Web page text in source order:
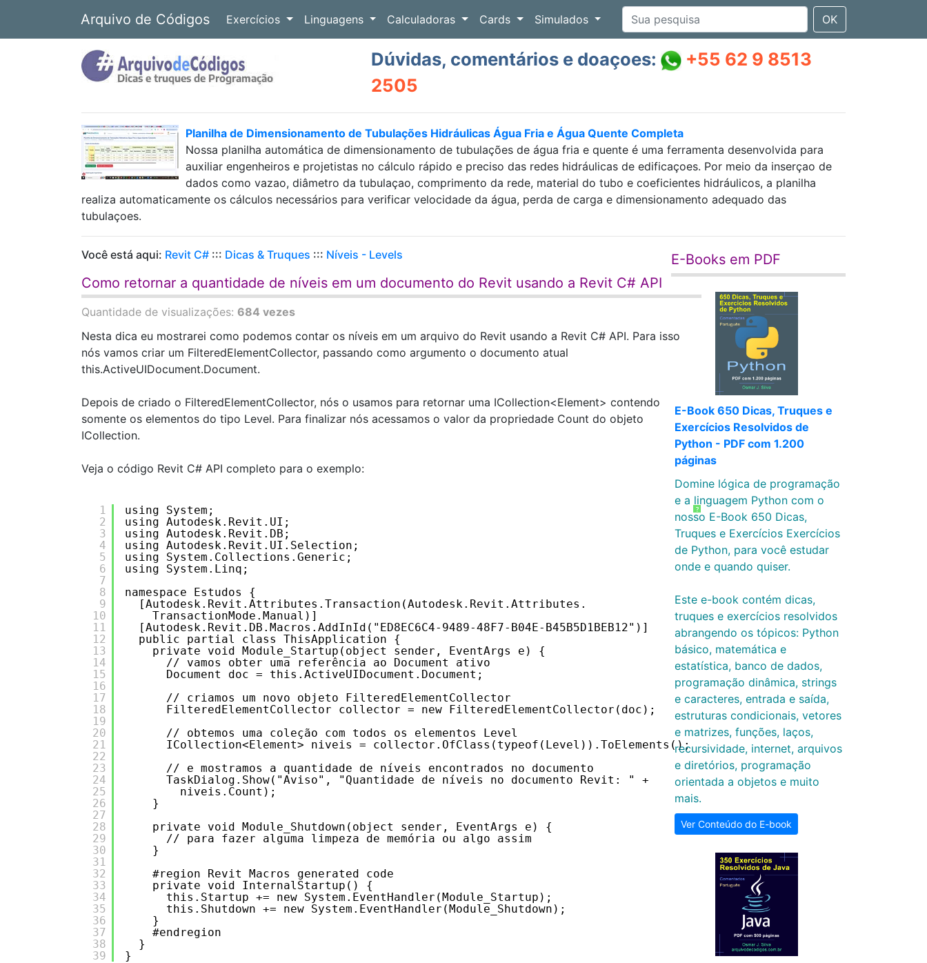
Arquivo de Códigos Exercícios Linguagens Calculadoras Cards Simulados OK
Dúvidas, comentários e doaçoes:
+55 62 9 8513
2505
Planilha de Dimensionamento de Tubulações Hidráulicas Água Fria e Água Quente Completa
Nossa planilha automática de dimensionamento de tubulações de água fria e quente é uma ferramenta desenvolvida para
auxiliar engenheiros e projetistas no cálculo rápido e preciso das redes hidráulicas de edificaçoes. Por meio da inserçao de
dados como vazao, diâmetro da tubulaçao, comprimento da rede, material do tubo e coeficientes hidráulicos, a planilha
realiza automaticamente os cálculos necessários para verificar velocidade da água, perda de carga e dimensionamento adequado das
tubulaçoes.
Você está aqui: Revit C# ::: Dicas & Truques ::: Níveis - Levels
Como retornar a quantidade de níveis em um documento do Revit usando a Revit C# API
Quantidade de visualizações: 684 vezes
Nesta dica eu mostrarei como podemos contar os níveis em um arquivo do Revit usando a Revit C# API. Para isso
nós vamos criar um FilteredElementCollector, passando como argumento o documento atual
this.ActiveUIDocument.Document.
Depois de criado o FilteredElementCollector, nós o usamos para retornar uma ICollection<Element> contendo
somente os elementos do tipo Level. Para finalizar nós acessamos o valor da propriedade Count do objeto
ICollection.
Veja o código Revit C# API completo para o exemplo:
?
1
2
3
4
5
6
7
8
9
10
11
12
13
14
15
16
17
18
19
20
21
22
23
24
25
26
27
28
29
30
31
32
33
34
35
36
37
38
39
using System;
using Autodesk.Revit.UI;
using Autodesk.Revit.DB;
using Autodesk.Revit.UI.Selection;
using System.Collections.Generic;
using System.Linq;
namespace Estudos {
[Autodesk.Revit.Attributes.Transaction(Autodesk.Revit.Attributes.
TransactionMode.Manual)]
[Autodesk.Revit.DB.Macros.AddInId("ED8EC6C4-9489-48F7-B04E-B45B5D1BEB12")]
public partial class ThisApplication {
private void Module_Startup(object sender, EventArgs e) {
// vamos obter uma referência ao Document ativo
Document doc = this.ActiveUIDocument.Document;
// criamos um novo objeto FilteredElementCollector
FilteredElementCollector collector = new FilteredElementCollector(doc);
// obtemos uma coleção com todos os elementos Level
ICollection<Element> niveis = collector.OfClass(typeof(Level)).ToElements();
// e mostramos a quantidade de níveis encontrados no documento
TaskDialog.Show("Aviso", "Quantidade de níveis no documento Revit: " +
niveis.Count);
}
private void Module_Shutdown(object sender, EventArgs e) {
// para fazer alguma limpeza de memória ou algo assim
}
#region Revit Macros generated code
private void InternalStartup() {
this.Startup += new System.EventHandler(Module_Startup);
this.Shutdown += new System.EventHandler(Module_Shutdown);
}
#endregion
}
}
E-Books em PDF
E-Book 650 Dicas, Truques e
Exercícios Resolvidos de
Python - PDF com 1.200
páginas
Domine lógica de programação
e a linguagem Python com o
nosso E-Book 650 Dicas,
Truques e Exercícios Exercícios
de Python, para você estudar
onde e quando quiser.
Este e-book contém dicas,
truques e exercícios resolvidos
abrangendo os tópicos: Python
básico, matemática e
estatística, banco de dados,
programação dinâmica, strings
e caracteres, entrada e saída,
estruturas condicionais, vetores
e matrizes, funções, laços,
recursividade, internet, arquivos
e diretórios, programação
orientada a objetos e muito
mais.
Ver Conteúdo do E-book